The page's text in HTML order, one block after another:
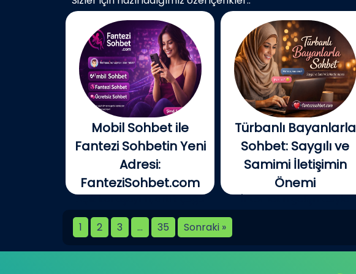
Mobil Sohbet ile
Fantezi Sohbetin Yeni
Adresi:
FanteziSohbet.com
Açık konuşayım, artık çoğu
kişi...
Türbanlı Bayanlarla
Sohbet: Saygılı ve
Samimi İletişimin
Önemi
İnternetin gelişmesiyle
1
2 3 … 35 Sonraki »